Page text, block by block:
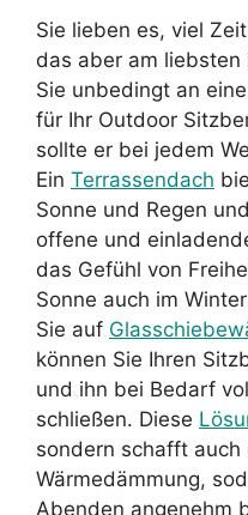
Sie lieben es, viel
das aber am liebsten
Sie unbedingt an
für Ihr Outdoor
sollte er bei jedem
Ein Terrassendach
Sonne und Regen
offene und
das Gefühl von
Sonne auch im
Sie auf
können Sie Ihren
und ihn bei Bedarf
schließen. Diese
sondern schafft auch
Wärmedämmung,
Abenden angenehm